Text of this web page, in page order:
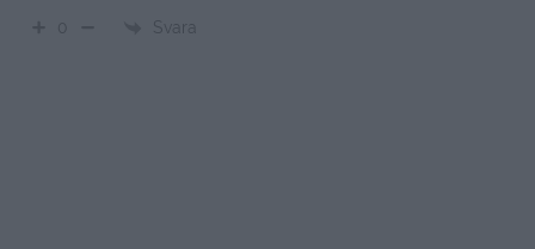
Svara